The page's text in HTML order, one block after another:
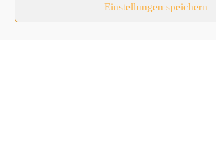
Einstellungen speichern
RATL 2025 | RecyclingAKTIV & TiefbauLIVE